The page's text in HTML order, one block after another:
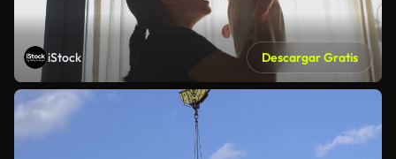
iStock Descargar Gratis